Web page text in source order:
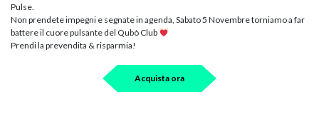
Pulse.
Non prendete impegni e segnate in agenda, Sabato 5 Novembre torniamo a far
battere il cuore pulsante del Qubò Club
Prendi la prevendita & risparmia!
Acquista ora